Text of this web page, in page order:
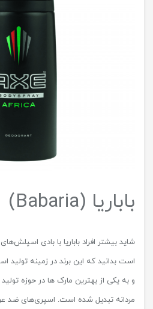
باباریا (Babaria)
شاید بیشتر افراد باباریا با بادی
است بدانید که این برند در زمینه
و به یکی از بهترین مارک ها در حوزه
مردانه تبدیل شده است. اسپری‌های ضد